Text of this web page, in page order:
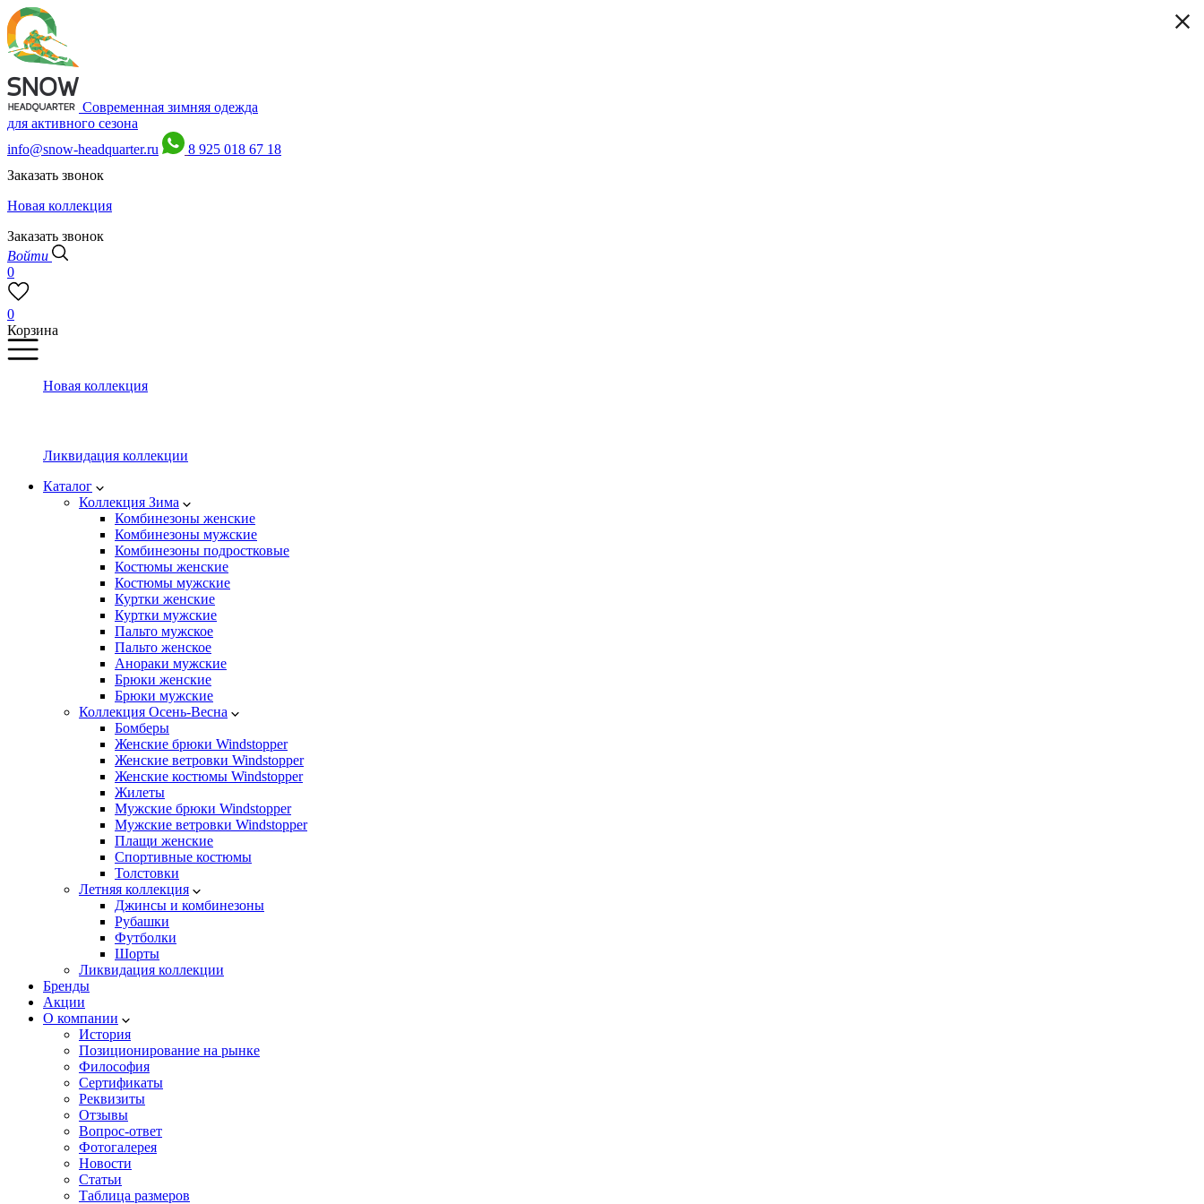
Современная зимняя одежда
для активного сезона
info@snow-headquarter.ru
8 925 018 67 18
Заказать звонок
Новая коллекция
Заказать звонок
Войти
0
0
Корзина
Новая коллекция
Ликвидация коллекции
Каталог
Коллекция Зима
Комбинезоны женские
Комбинезоны мужские
Комбинезоны подростковые
Костюмы женские
Костюмы мужские
Куртки женские
Куртки мужские
Пальто мужское
Пальто женское
Анораки мужские
Брюки женские
Брюки мужские
Коллекция Осень-Весна
Бомберы
Женские брюки Windstopper
Женские ветровки Windstopper
Женские костюмы Windstopper
Жилеты
Мужские брюки Windstopper
Мужские ветровки Windstopper
Плащи женские
Спортивные костюмы
Толстовки
Летняя коллекция
Джинсы и комбинезоны
Рубашки
Футболки
Шорты
Ликвидация коллекции
Бренды
Акции
О компании
История
Позиционирование на рынке
Философия
Сертификаты
Реквизиты
Отзывы
Вопрос-ответ
Фотогалерея
Новости
Статьи
Таблица размеров